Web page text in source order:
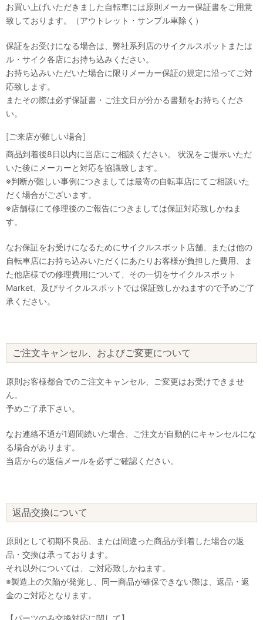
お買い上げいただきました自転車には原則メーカー保証書をご用意
致しております。（アウトレット・サンプル車除く）
保証をお受けになる場合は、弊社系列店のサイクルスポットまたは
ル・サイク各店にお持ち込みください。
お持ち込みいただいた場合に限りメーカー保証の規定に沿ってご対
応致します。
またその際は必ず保証書・ご注文日が分かる書類をお持ちくださ
い。
[ご来店が難しい場合]
商品到着後8日以内に当店にご相談ください。 状況をご提示いただ
いた後にメーカーと対応を協議致します。
※判断が難しい事例につきましては最寄の自転車店にてご相談いた
だく場合がございます。
※店舗様にて修理後のご報告につきましては保証対応致しかねま
す。
なお保証をお受けになるためにサイクルスポット店舗、または他の
自転車店にお持ち込みいただくにあたりお客様が負担した費用、ま
た他店様での修理費用について、その一切をサイクルスポット
Market、及びサイクルスポットでは保証致しかねますので予めご了
承ください。
ご注文キャンセル、およびご変更について
原則お客様都合でのご注文キャンセル、ご変更はお受けできませ
ん。
予めご了承下さい。
なお連絡不通が1週間続いた場合、ご注文が自動的にキャンセルにな
る場合があります。
当店からの返信メールを必ずご確認ください。
返品交換について
原則として初期不良品、または間違った商品が到着した場合の返
品・交換は承っております。
それ以外については、ご対応致しかねます。
※製造上の欠陥が発覚し、同一商品が確保できない際は、返品・返
金のご対応となります。
【パーツのみ交換対応に関して】